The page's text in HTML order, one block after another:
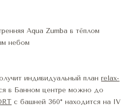
Aqua Zumba в тёплом
небом
индивидуальный план relax-
в Банном центре можно до
с башней 360° находится на IV